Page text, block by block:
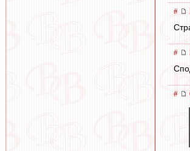
#
#
#